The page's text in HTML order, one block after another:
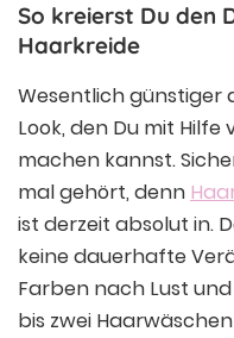
So kreierst Du den
Haarkreide
Wesentlich günstiger
Look, den Du mit
machen kannst.
mal gehört, denn
ist derzeit absolut in.
keine dauerhafte
Farben nach Lust
bis zwei